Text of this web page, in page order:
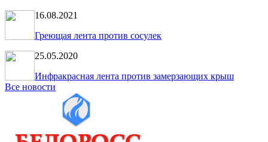
16.08.2021
Греющая лента против сосулек
25.05.2020
Инфракрасная лента против замерзающих крыш
Все новости